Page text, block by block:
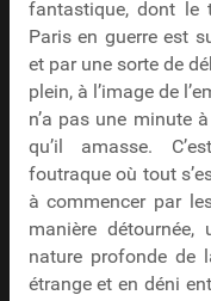
fantastique, dont le
Paris en guerre est
et par une sorte de
plein, à l’image de
n’a pas une minute
qu’il amasse.
foutraque où tout
à commencer par
manière
nature profonde de
étrange et en déni